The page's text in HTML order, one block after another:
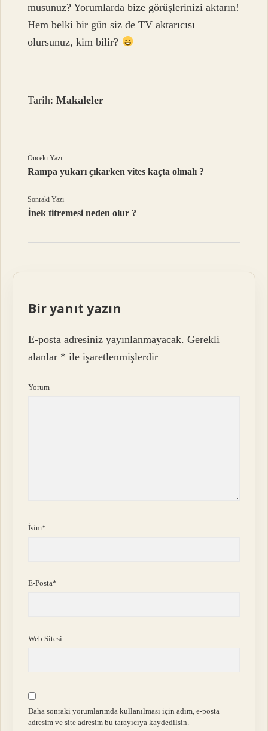
musunuz? Yorumlarda bize görüşlerinizi aktarın!
Hem belki bir gün siz de TV aktarıcısı
olursunuz, kim bilir?
Tarih:Makaleler
Önceki Yazı
Rampa yukarı çıkarken vites kaçta olmalı ?
Sonraki Yazı
İnek titremesi neden olur ?
Bir yanıt yazın
E-posta adresiniz yayınlanmayacak. Gerekli
alanlar * ile işaretlenmişlerdir
Yorum
İsim*
E-Posta*
Web Sitesi
Daha sonraki yorumlarımda kullanılması için adım, e-posta
adresim ve site adresim bu tarayıcıya kaydedilsin.